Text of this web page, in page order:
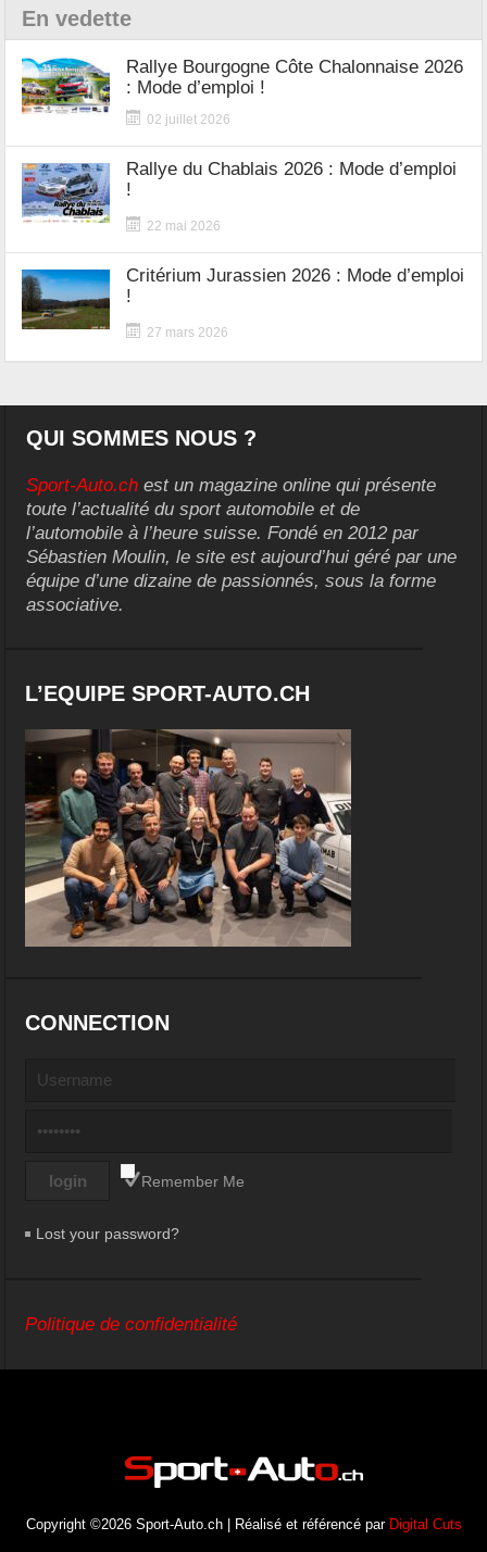
En vedette
Rallye Bourgogne Côte Chalonnaise 2026
: Mode d’emploi !
02 juillet 2026
Rallye du Chablais 2026 : Mode d’emploi
!
22 mai 2026
Critérium Jurassien 2026 : Mode d’emploi
!
27 mars 2026
QUI SOMMES NOUS ?
Sport-Auto.ch est un magazine online qui présente
toute l’actualité du sport automobile et de
l’automobile à l’heure suisse. Fondé en 2012 par
Sébastien Moulin, le site est aujourd’hui géré par une
équipe d’une dizaine de passionnés, sous la forme
associative.
L’EQUIPE SPORT-AUTO.CH
CONNECTION
Remember Me
Lost your password?
Politique de confidentialité
Copyright ©2026 Sport-Auto.ch | Réalisé et référencé par Digital Cuts